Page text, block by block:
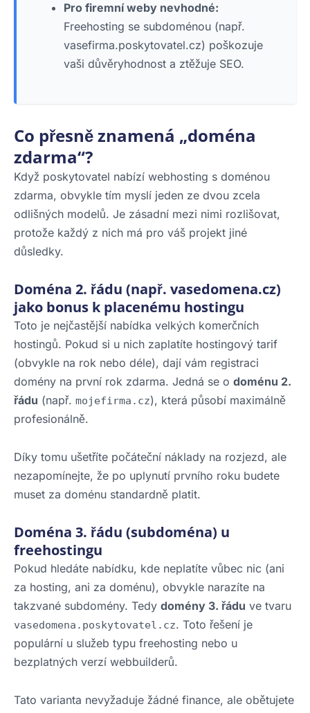
Pro firemní weby nevhodné:
Freehosting se subdoménou (např.
vasefirma.poskytovatel.cz) poškozuje
vaši důvěryhodnost a ztěžuje SEO.
Co přesně znamená „doména
zdarma“?
Když poskytovatel nabízí webhosting s doménou
zdarma, obvykle tím myslí jeden ze dvou zcela
odlišných modelů. Je zásadní mezi nimi rozlišovat,
protože každý z nich má pro váš projekt jiné
důsledky.
Doména 2. řádu (např. vasedomena.cz)
jako bonus k placenému hostingu
Toto je nejčastější nabídka velkých komerčních
hostingů. Pokud si u nich zaplatíte hostingový tarif
(obvykle na rok nebo déle), dají vám registraci
domény na první rok zdarma. Jedná se o doménu 2.
řádu (např. mojefirma.cz), která působí maximálně
profesionálně.
Díky tomu ušetříte počáteční náklady na rozjezd, ale
nezapomínejte, že po uplynutí prvního roku budete
muset za doménu standardně platit.
Doména 3. řádu (subdoména) u
freehostingu
Pokud hledáte nabídku, kde neplatíte vůbec nic (ani
za hosting, ani za doménu), obvykle narazíte na
takzvané subdomény. Tedy domény 3. řádu ve tvaru
vasedomena.poskytovatel.cz. Toto řešení je
populární u služeb typu freehosting nebo u
bezplatných verzí webbuilderů.
Tato varianta nevyžaduje žádné finance, ale obětujete